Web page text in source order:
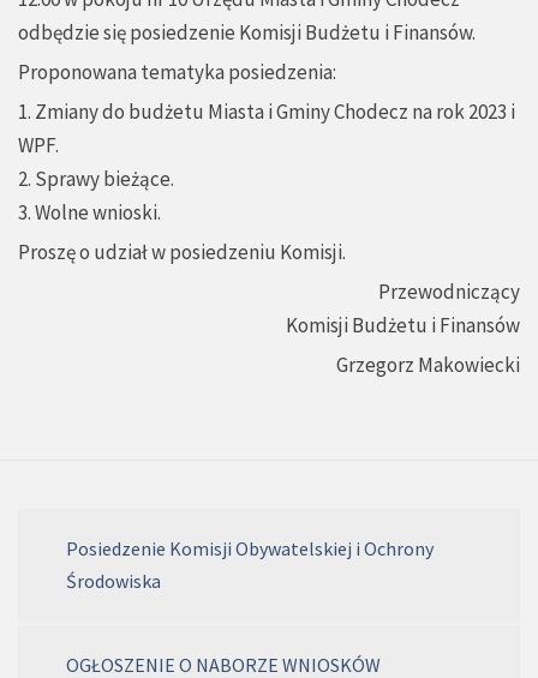
odbędzie się posiedzenie Komisji Budżetu i Finansów.
Proponowana tematyka posiedzenia:
1. Zmiany do budżetu Miasta i Gminy Chodecz na rok 2023 i
WPF.
2. Sprawy bieżące.
3. Wolne wnioski.
Proszę o udział w posiedzeniu Komisji.
Przewodniczący
Komisji Budżetu i Finansów
Grzegorz Makowiecki
Posiedzenie Komisji Obywatelskiej i Ochrony
Środowiska
OGŁOSZENIE O NABORZE WNIOSKÓW